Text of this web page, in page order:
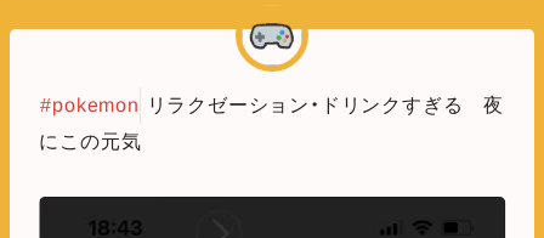
#pokemon リラクゼーション・ドリンクすぎる 夜
にこの元気